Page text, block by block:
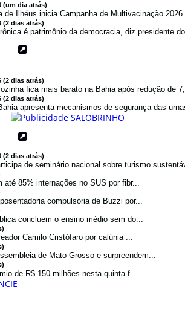
(um dia atrás)
de Ilhéus inicia Campanha de Multivacinação 2026
(2 dias atrás)
é patrimônio da democracia, diz presidente
(2 dias atrás)
fica mais barato na Bahia após redução de
(2 dias atrás)
apresenta mecanismos de segurança das
(2 dias atrás)
de seminário nacional sobre turismo
até 85% internações no SUS por fibr...
compulsória de Buzzi por...
concluem o ensino médio sem do...
Camilo Cristófaro por calúnia ...
de Mato Grosso e surpreendem...
de R$ 150 milhões nesta quinta-f...